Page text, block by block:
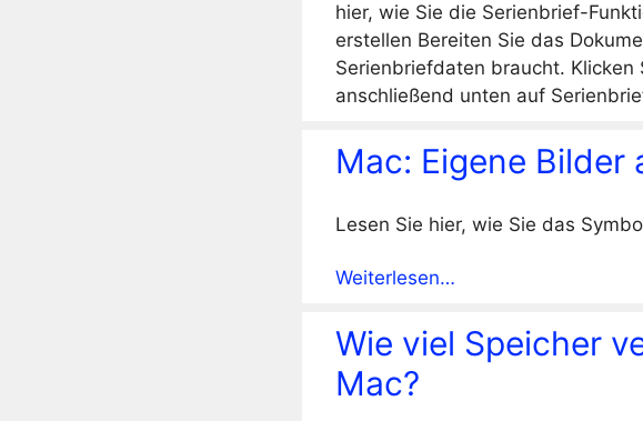
hier, wie Sie die Serienbrief-
erstellen Bereiten Sie das
Serienbriefdaten braucht.
anschließend unten auf
Mac: Eigene Bilder
Lesen Sie hier, wie Sie das
Weiterlesen…
Wie viel Speicher
Mac?